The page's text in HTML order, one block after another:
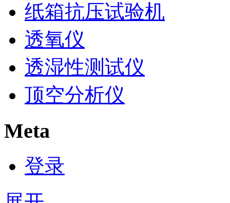
纸箱抗压试验机
透氧仪
透湿性测试仪
顶空分析仪
Meta
登录